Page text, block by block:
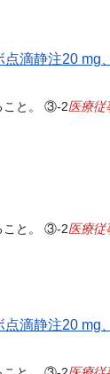
滴静注20 mg
こと。 ③-2医療従
こと。 ③-2医療従
滴静注20 mg